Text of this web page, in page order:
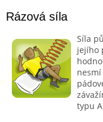
Rázová síla
Síla
jejího
typu